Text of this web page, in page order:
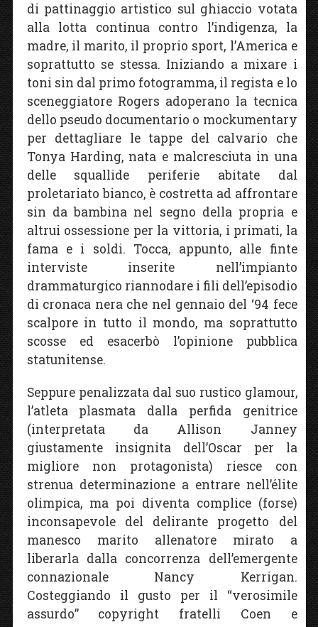
di pattinaggio artistico sul ghiaccio votata
alla lotta continua contro l’indigenza, la
madre, il marito, il proprio sport, l’America e
soprattutto se stessa. Iniziando a mixare i
toni sin dal primo fotogramma, il regista e lo
sceneggiatore Rogers adoperano la tecnica
dello pseudo documentario o mockumentary
per dettagliare le tappe del calvario che
Tonya Harding, nata e malcresciuta in una
delle squallide periferie abitate dal
proletariato bianco, è costretta ad affrontare
sin da bambina nel segno della propria e
altrui ossessione per la vittoria, i primati, la
fama e i soldi. Tocca, appunto, alle finte
interviste inserite nell’impianto
drammaturgico riannodare i fili dell’episodio
di cronaca nera che nel gennaio del ‘94 fece
scalpore in tutto il mondo, ma soprattutto
scosse ed esacerbò l’opinione pubblica
statunitense.
Seppure penalizzata dal suo rustico glamour,
l’atleta plasmata dalla perfida genitrice
(interpretata da Allison Janney
giustamente insignita dell’Oscar per la
migliore non protagonista) riesce con
strenua determinazione a entrare nell’élite
olimpica, ma poi diventa complice (forse)
inconsapevole del delirante progetto del
manesco marito allenatore mirato a
liberarla dalla concorrenza dell’emergente
connazionale Nancy Kerrigan.
Costeggiando il gusto per il “verosimile
assurdo” copyright fratelli Coen e